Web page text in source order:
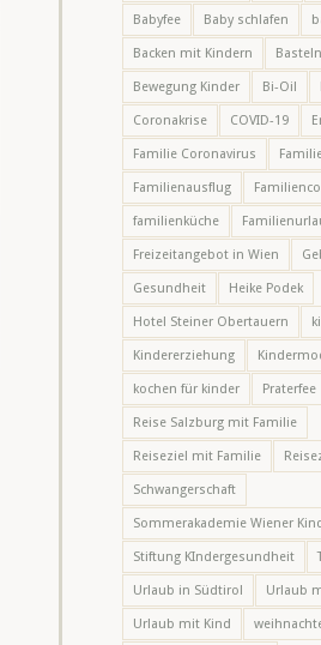
Babyfee Baby schlafen
Backen mit Kindern
Bewegung Kinder Bi-Oil
Coronakrise COVID-19
Familie Coronavirus
Familienausflug
familienküche
Freizeitangebot in Wien
Gesundheit Heike Podek
Hotel Steiner Obertauern
Kindererziehung
kochen für kinder Praterfee
Reise Salzburg mit Familie
Reiseziel mit Familie
Schwangerschaft
Sommerakademie Wiener
Stiftung KIndergesundheit
Urlaub in Südtirol Urlaub
Urlaub mit Kind